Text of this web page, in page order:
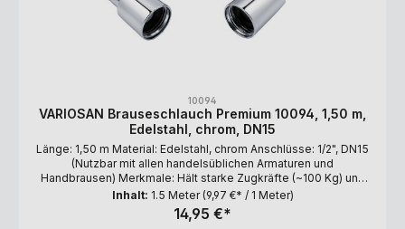
10094
VARIOSAN Brauseschlauch Premium 10094, 1,50 m,
Edelstahl, chrom, DN15
Länge: 1,50 m Material: Edelstahl, chrom Anschlüsse: 1/2", DN15
(Nutzbar mit allen handelsüblichen Armaturen und
Handbrausen) Merkmale: Hält starke Zugkräfte (~100 Kg) und
extreme Wasserdrücke (7 bar) aus. Sonstiges: Verdrehsicher,
Knickgeschützt, Lebensmittelecht, Made in Germany, TÜV-
Geprüft EN1113
Inhalt: 1.5 Meter (9,97 €* / 1 Meter)
14,95 €*